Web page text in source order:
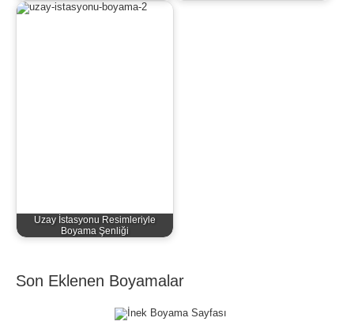
Uzay İstasyonu Resimleriyle
Boyama Şenliği
Son Eklenen Boyamalar